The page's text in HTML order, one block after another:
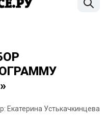
Екатерина Устькачкинцева